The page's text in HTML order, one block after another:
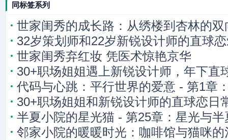
同标签系列
世家闺秀的成长路：从绣楼到杏林的双
32岁策划师和22岁新锐设计师的直球
世家闺秀弃红妆 凭医术惊艳京华
30+职场姐姐遇上新锐设计师，年下直
代码与心跳：平行世界的爱意 - 第1章
的连接
30+职场姐姐和新锐设计师的直球恋日
半夏小院的星光猫 - 第25章：星光与半
邻家小院的暖暖时光：咖啡馆与猫咪的